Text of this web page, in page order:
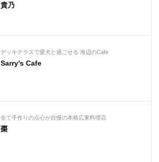
貴乃
デッキテラスで愛犬と過ごせる 海辺のCafe
Sarry's Cafe
全て手作りの点心が自慢の本格広東料理店
棗